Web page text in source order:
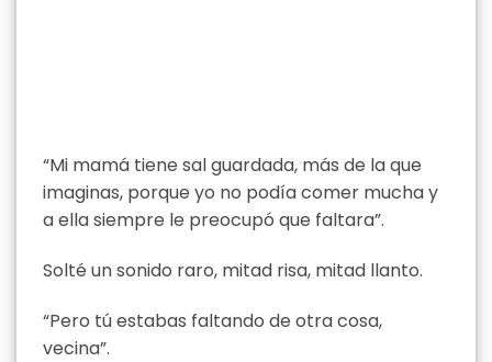
“Mi mamá tiene sal guardada, más de la que
imaginas, porque yo no podía comer mucha y
a ella siempre le preocupó que faltara”.
Solté un sonido raro, mitad risa, mitad llanto.
“Pero tú estabas faltando de otra cosa,
vecina”.